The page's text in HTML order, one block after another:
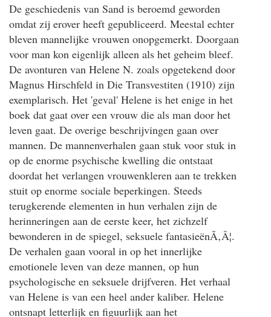
De geschiedenis van Sand is beroemd geworden
omdat zij erover heeft gepubliceerd. Meestal echter
bleven mannelijke vrouwen onopgemerkt. Doorgaan
voor man kon eigenlijk alleen als het geheim bleef.
De avonturen van Helene N. zoals opgetekend door
Magnus Hirschfeld in Die Transvestiten (1910) zijn
exemplarisch. Het 'geval' Helene is het enige in het
boek dat gaat over een vrouw die als man door het
leven gaat. De overige beschrijvingen gaan over
mannen. De mannenverhalen gaan stuk voor stuk in
op de enorme psychische kwelling die ontstaat
doordat het verlangen vrouwenkleren aan te trekken
stuit op enorme sociale beperkingen. Steeds
terugkerende elementen in hun verhalen zijn de
herinneringen aan de eerste keer, het zichzelf
bewonderen in de spiegel, seksuele fantasieënÃ‚Â¦.
De verhalen gaan vooral in op het innerlijke
emotionele leven van deze mannen, op hun
psychologische en seksuele drijfveren. Het verhaal
van Helene is van een heel ander kaliber. Helene
ontsnapt letterlijk en figuurlijk aan het